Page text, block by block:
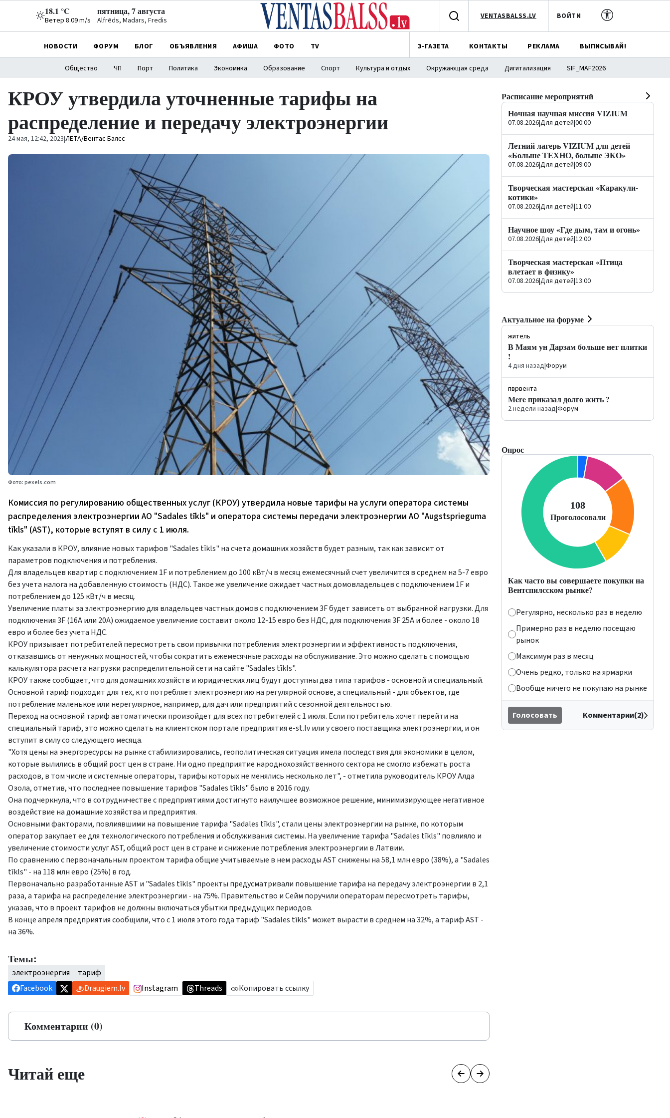
18.1 °C
Ветер 8.09 m/s
пятница, 7 августа
Alfrēds, Madars, Fredis VENTASBALSS.LV ВОЙТИ
НОВОСТИ ФОРУМ БЛОГ ОБЪЯВЛЕНИЯ АФИША ФОТО TV Э-ГАЗЕТА КОНТАКТЫ РЕКЛАМА ВЫПИСЫВАЙ!
Общество ЧП Порт Политика Экономика Образование Спорт Культура и отдых Окружающая среда Дигитализация SIF_MAF2026
КРОУ утвердила уточненные тарифы на
распределение и передачу электроэнергии
24 мая, 12:42, 2023|ЛЕТА/Вентас Балсс
Фото: pexels.com
Комиссия по регулированию общественных услуг (КРОУ) утвердила новые тарифы на услуги оператора системы
распределения электроэнергии АО "Sadales tīkls" и оператора системы передачи электроэнергии АО "Augstsprieguma
tīkls" (AST), которые вступят в силу с 1 июля.
Как указали в КРОУ, влияние новых тарифов "Sadales tīkls" на счета домашних хозяйств будет разным, так как зависит от
параметров подключения и потребления.
Для владельцев квартир с подключением 1F и потреблением до 100 кВт/ч в месяц ежемесячный счет увеличится в среднем на 5-7 евро
без учета налога на добавленную стоимость (НДС). Такое же увеличение ожидает частных домовладельцев с подключением 1F и
потреблением до 125 кВт/ч в месяц.
Увеличение платы за электроэнергию для владельцев частных домов с подключением 3F будет зависеть от выбранной нагрузки. Для
подключения 3F (16A или 20A) ожидаемое увеличение составит около 12-15 евро без НДС, для подключения 3F 25A и более - около 18
евро и более без учета НДС.
КРОУ призывает потребителей пересмотреть свои привычки потребления электроэнергии и эффективность подключения,
отказавшись от ненужных мощностей, чтобы сократить ежемесячные расходы на обслуживание. Это можно сделать с помощью
калькулятора расчета нагрузки распределительной сети на сайте "Sadales tīkls".
КРОУ также сообщает, что для домашних хозяйств и юридических лиц будут доступны два типа тарифов - основной и специальный.
Основной тариф подходит для тех, кто потребляет электроэнергию на регулярной основе, а специальный - для объектов, где
потребление маленькое или нерегулярное, например, для дач или предприятий с сезонной деятельностью.
Переход на основной тариф автоматически произойдет для всех потребителей с 1 июля. Если потребитель хочет перейти на
специальный тариф, это можно сделать на клиентском портале предприятия e-st.lv или у своего поставщика электроэнергии, и он
вступит в силу со следующего месяца.
"Хотя цены на энергоресурсы на рынке стабилизировались, геополитическая ситуация имела последствия для экономики в целом,
которые вылились в общий рост цен в стране. Ни одно предприятие народнохозяйственного сектора не смогло избежать роста
расходов, в том числе и системные операторы, тарифы которых не менялись несколько лет", - отметила руководитель КРОУ Алда
Озола, отметив, что последнее повышение тарифов "Sadales tīkls" было в 2016 году.
Она подчеркнула, что в сотрудничестве с предприятиями достигнуто наилучшее возможное решение, минимизирующее негативное
воздействие на домашние хозяйства и предприятия.
Основными факторами, повлиявшими на повышение тарифа "Sadales tīkls", стали цены электроэнергии на рынке, по которым
оператор закупает ее для технологического потребления и обслуживания системы. На увеличение тарифа "Sadales tīkls" повлияло и
увеличение стоимости услуг AST, общий рост цен в стране и снижение потребления электроэнергии в Латвии.
По сравнению с первоначальным проектом тарифа общие учитываемые в нем расходы AST снижены на 58,1 млн евро (38%), а "Sadales
tīkls" - на 118 млн евро (25%) в год.
Первоначально разработанные AST и "Sadales tīkls" проекты предусматривали повышение тарифа на передачу электроэнергии в 2,1
раза, а тарифа на распределение электроэнергии - на 75%. Правительство и Сейм поручили операторам пересмотреть тарифы,
указав, что в проект тарифов не должны включаться убытки предыдущих периодов.
В конце апреля предприятия сообщили, что с 1 июля этого года тариф "Sadales tīkls" может вырасти в среднем на 32%, а тариф AST -
на 36%.
Темы:
электроэнергия
тариф
Facebook
Draugiem.lv Instagram Threads Копировать ссылку
Комментарии (0)
Читай еще
Расписание мероприятий
Ночная научная миссия VIZIUM
07.08.2026|Для детей|00:00
Летний лагерь VIZIUM для детей
«Больше ТЕХНО, больше ЭКО»
07.08.2026|Для детей|09:00
Творческая мастерская «Каракули-
котики»
07.08.2026|Для детей|11:00
Научное шоу «Где дым, там и огонь»
07.08.2026|Для детей|12:00
Творческая мастерская «Птица
влетает в физику»
07.08.2026|Для детей|13:00
Актуальное на форуме
житель
В Маям ун Дарзам больше нет плитки
!
4 дня назад|Форум
пврвента
Mere приказал долго жить ?
2 недели назад|Форум
Опрос
Как часто вы совершаете покупки на
Вентспилсском рынке?
Регулярно, несколько раз в неделю
Примерно раз в неделю посещаю
рынок
Максимум раз в месяц
Очень редко, только на ярмарки
Вообще ничего не покупаю на рынке
Голосовать Комментарии(2)